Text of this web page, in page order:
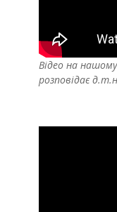
Відео на
розповідає